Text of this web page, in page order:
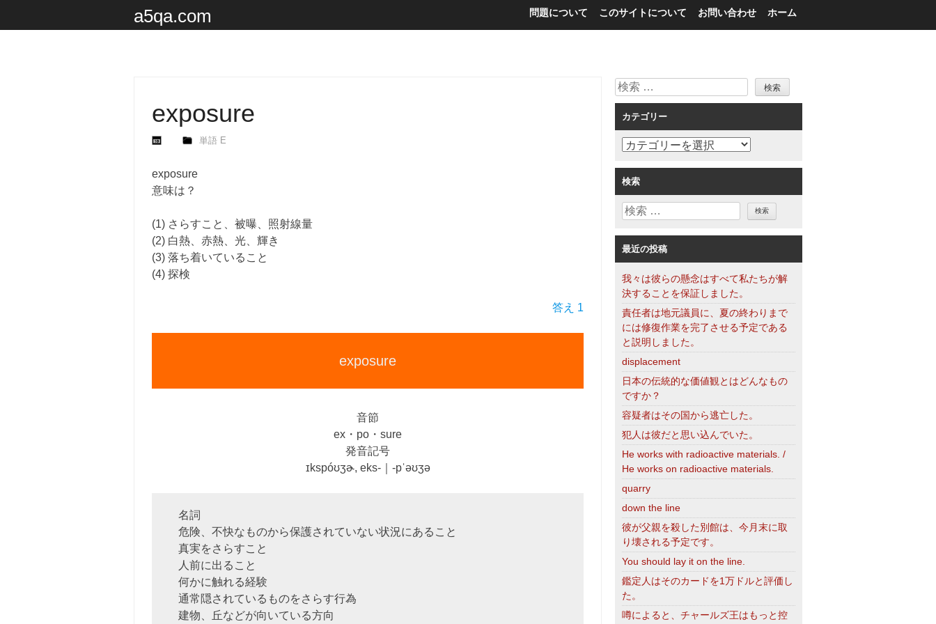
a5qa.com ホーム
お問い合わせ
このサイトについて
問題について
exposure
単語 E
exposure
意味は？
(1) さらすこと、被曝、照射線量
(2) 白熱、赤熱、光、輝き
(3) 落ち着いていること
(4) 探検
答え 1
exposure
音節
ex・po・sure
発音記号
ɪkspóʊʒɚ, eks‐｜‐pˈəʊʒə
名詞
危険、不快なものから保護されていない状況にあること
真実をさらすこと
人前に出ること
何かに触れる経験
通常隠されているものをさらす行為
建物、丘などが向いている方向
検
索
カテゴリー
カ
ゴ
リ
ー
検索
検
最近の投稿
我々は彼らの懸念はすべて私たちが解
決することを保証しました。
責任者は地元議員に、夏の終わりまで
には修復作業を完了させる予定である
と説明しました。
displacement
日本の伝統的な価値観とはどんなもの
ですか？
容疑者はその国から逃亡した。
犯人は彼だと思い込んでいた。
He works with radioactive materials. /
He works on radioactive materials.
quarry
down the line
彼が父親を殺した別館は、今月末に取
り壊される予定です。
You should lay it on the line.
鑑定人はそのカードを1万ドルと評価し
た。
噂によると、チャールズ王はもっと控